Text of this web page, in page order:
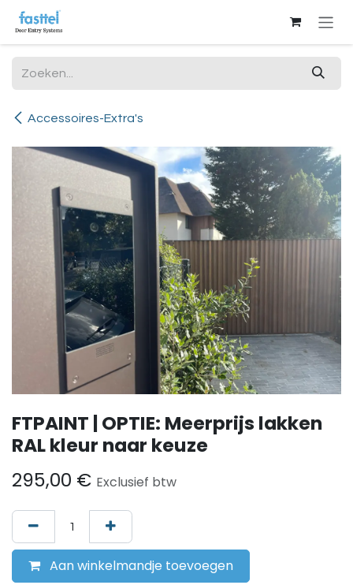
Overslaan naar inhoud
Accessoires-Extra's
FTPAINT | OPTIE: Meerprijs lakken
RAL kleur naar keuze
295,00 € Exclusief btw
Aan winkelmandje toevoegen